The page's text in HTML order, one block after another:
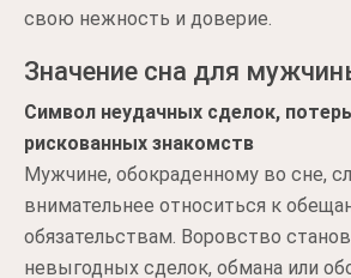
свою нежность и доверие.
Значение сна для
Символ неудачных сделок,
рискованных знакомств
Мужчине, обокраденному во сне,
внимательнее относиться к
обязательствам. Воровство
невыгодных сделок, обмана или